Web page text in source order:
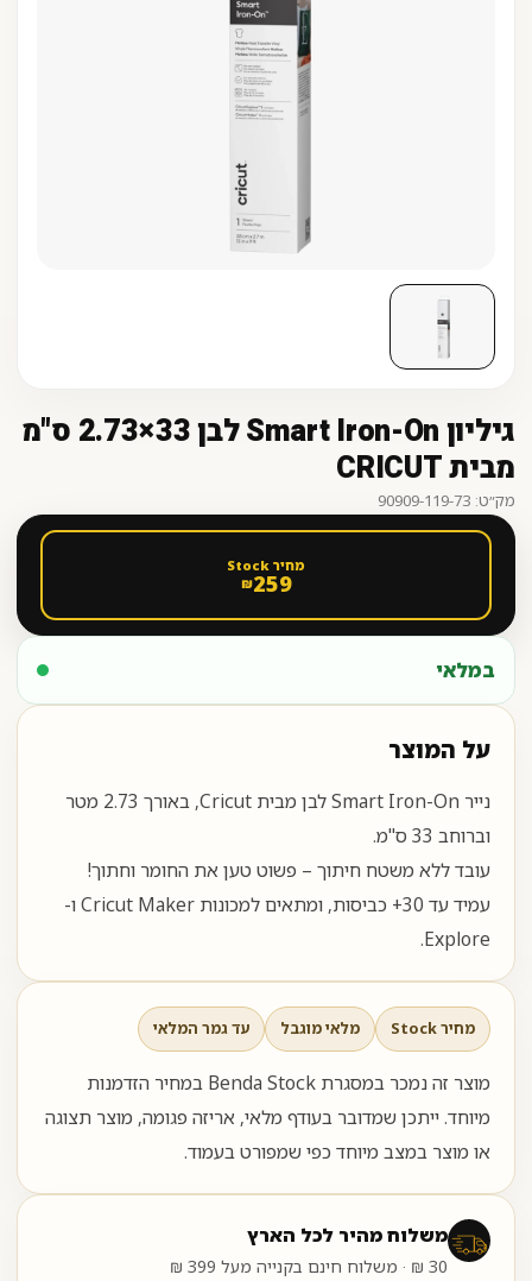
גיליון ‎Smart Iron-On לבן 33×2.73 ס"מ
מבית CRICUT
מק״ט: 90909-119-73
מחיר Stock
₪259
במלאי
על המוצר
נייר Smart Iron-On לבן מבית Cricut, באורך ‎2.73 מטר
וברוחב ‎33 ס"מ.
עובד ללא משטח חיתוך – פשוט טען את החומר וחתוך!
עמיד עד ‎30+ כביסות, ומתאים למכונות Cricut Maker ו-
Explore.
מחיר Stock מלאי מוגבל עד גמר המלאי
מוצר זה נמכר במסגרת Benda Stock במחיר הזדמנות
מיוחד. ייתכן שמדובר בעודף מלאי, אריזה פגומה, מוצר תצוגה
או מוצר במצב מיוחד כפי שמפורט בעמוד.
משלוח מהיר לכל הארץ
30 ₪ · משלוח חינם בקנייה מעל 399 ₪